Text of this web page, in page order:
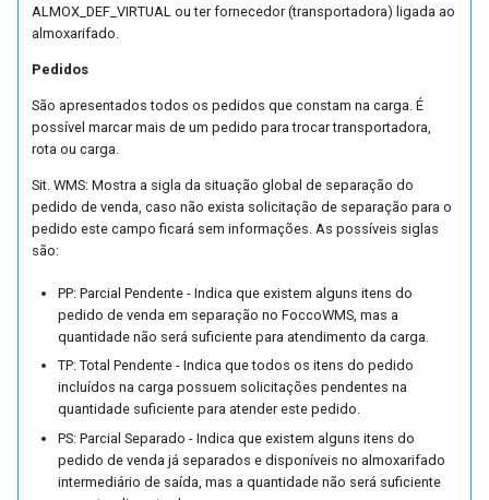
Parâmetros Geração de
(FUTL0125 TPDV TPDV)
VEND_RECOR)
ALMOX_DEF_VIRTUAL ou ter fornecedor (transportadora) ligada ao
almoxarifado.
Pedidos
São apresentados todos os pedidos que constam na carga. É
possível marcar mais de um pedido para trocar transportadora,
rota ou carga.
Sit. WMS: Mostra a sigla da situação global de separação do
pedido de venda, caso não exista solicitação de separação para o
pedido este campo ficará sem informações. As possíveis siglas
são:
PP: Parcial Pendente - Indica que existem alguns itens do
pedido de venda em separação no FoccoWMS, mas a
quantidade não será suficiente para atendimento da carga.
TP: Total Pendente - Indica que todos os itens do pedido
incluídos na carga possuem solicitações pendentes na
quantidade suficiente para atender este pedido.
PS: Parcial Separado - Indica que existem alguns itens do
pedido de venda já separados e disponíveis no almoxarifado
intermediário de saída, mas a quantidade não será suficiente